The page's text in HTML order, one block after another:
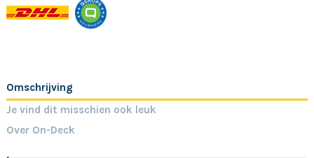
Omschrijving
Je vind dit misschien ook leuk
Over On-Deck